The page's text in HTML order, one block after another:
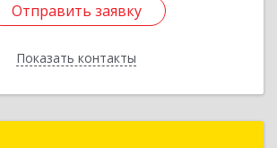
Отправить заявку
Показать контакты
Отправить заявку
Назад